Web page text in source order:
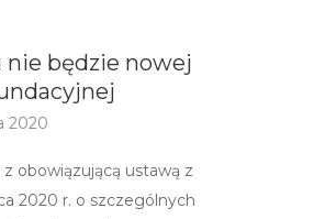
nie będzie nowej
2020
obowiązującą ustawą z
2020 r. o szczególnych